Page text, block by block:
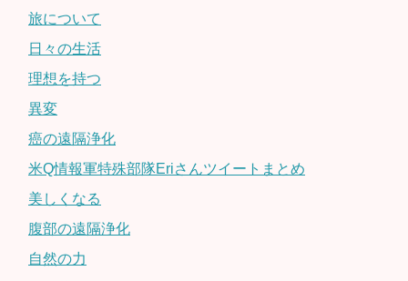
旅について
日々の生活
理想を持つ
異変
癌の遠隔浄化
米Q情報軍特殊部隊Eriさんツイートまとめ
美しくなる
腹部の遠隔浄化
自然の力